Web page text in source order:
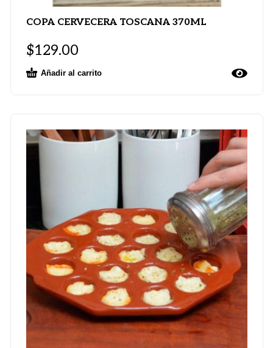
COPA CERVECERA TOSCANA 370ML
$129.00
Añadir al carrito